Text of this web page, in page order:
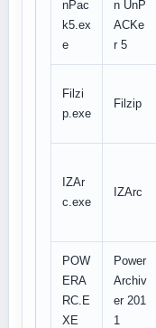
nPac
k5.ex
e
n UnP
ACKe
r 5
Filzi
p.exe
Filzip
IZAr
c.exe
IZArc
POW
ERA
RC.E
XE
Power
Archiv
er 201
1